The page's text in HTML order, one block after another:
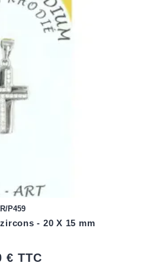
P459
- 20 X 15 mm
€ TTC